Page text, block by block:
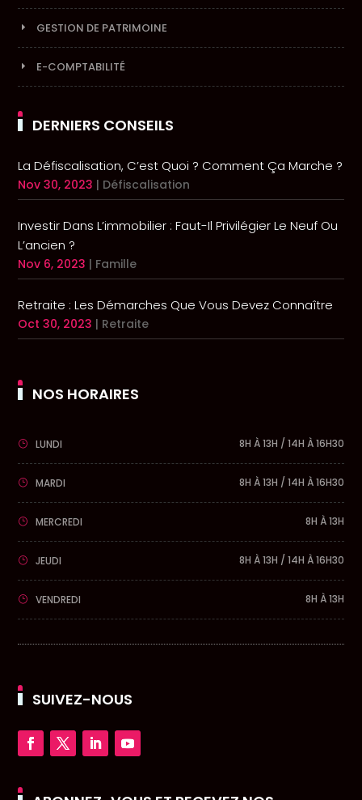
GESTION DE PATRIMOINE
E-COMPTABILITÉ
DERNIERS CONSEILS
La Défiscalisation, C’est Quoi ? Comment Ça Marche ?
Nov 30, 2023 | Défiscalisation
Investir Dans L’immobilier : Faut-Il Privilégier Le Neuf Ou
L’ancien ?
Nov 6, 2023 | Famille
Retraite : Les Démarches Que Vous Devez Connaître
Oct 30, 2023 | Retraite
NOS HORAIRES
LUNDI 8H À 13H / 14H À 16H30
MARDI 8H À 13H / 14H À 16H30
MERCREDI 8H À 13H
JEUDI 8H À 13H / 14H À 16H30
VENDREDI 8H À 13H
SUIVEZ-NOUS